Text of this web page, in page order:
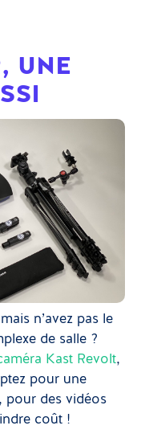
UNE
n’avez pas le
de salle ?
Kast Revolt,
pour une
pour des vidéos
coût !